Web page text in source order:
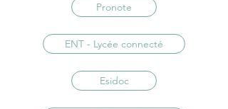
Pronote
ENT - Lycée connecté
Esidoc